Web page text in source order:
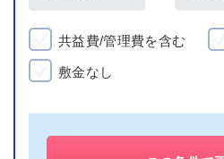
共益費/管理費を含む
敷金なし